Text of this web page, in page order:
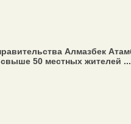
Алмазбек
50 местных жителей ...